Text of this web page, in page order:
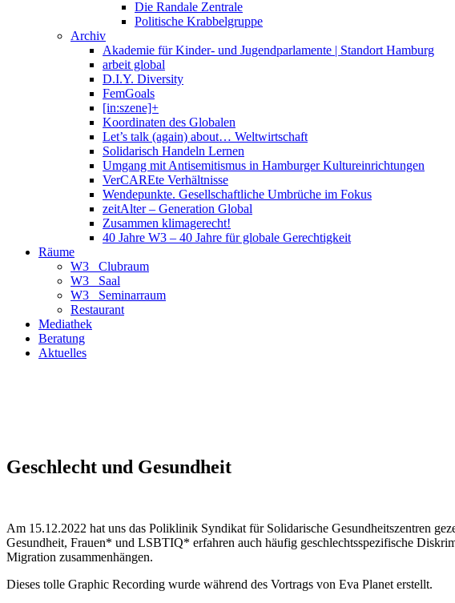
Die Randale Zentrale
Politische Krabbelgruppe
Archiv
Akademie für Kinder- und Jugendparlamente | Standort Hamburg
arbeit global
D.I.Y. Diversity
FemGoals
[in:szene]+
Koordinaten des Globalen
Let’s talk (again) about… Weltwirtschaft
Solidarisch Handeln Lernen
Umgang mit Antisemitismus in Hamburger Kultureinrichtungen
VerCAREte Verhältnisse
Wendepunkte. Gesellschaftliche Umbrüche im Fokus
zeitAlter – Generation Global
Zusammen klimagerecht!
40 Jahre W3 – 40 Jahre für globale Gerechtigkeit
Räume
W3_ Clubraum
W3_ Saal
W3_ Seminarraum
Restaurant
Mediathek
Beratung
Aktuelles
Geschlecht und Gesundheit
Am 15.12.2022 hat uns das Poliklinik Syndikat für Solidarische Gesundheitszentren
Gesundheit, Frauen* und LSBTIQ* erfahren auch häufig geschlechtsspezifische
Migration zusammenhängen.
Dieses tolle Graphic Recording wurde während des Vortrags von Eva Planet erstellt.